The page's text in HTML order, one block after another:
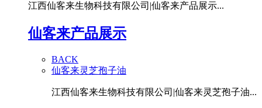
江西仙客来生物科技有限公司|仙客来产品展示...
仙客来产品展示
BACK
仙客来灵芝孢子油
江西仙客来生物科技有限公司|仙客来灵芝孢子油...